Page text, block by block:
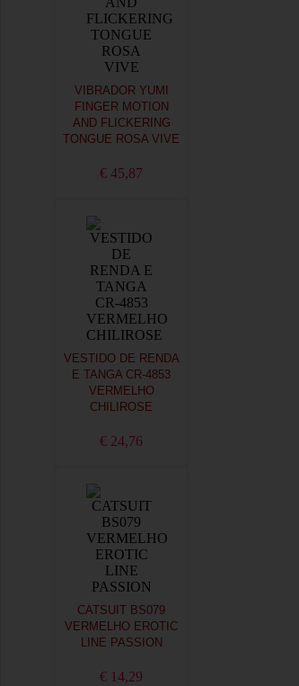
VIBRADOR YUMI
FINGER MOTION
AND FLICKERING
TONGUE ROSA VIVE
€ 45,87
VESTIDO DE RENDA
E TANGA CR-4853
VERMELHO
CHILIROSE
€ 24,76
CATSUIT BS079
VERMELHO EROTIC
LINE PASSION
€ 14,29